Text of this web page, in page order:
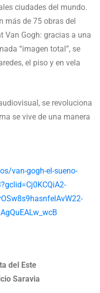
ciudades del mundo.
más de 75 obras del
Van Gogh: gracias a una
“imagen total”, se
el piso y en vela
se revoluciona
se vive de una manera
van-gogh-el-sueno-
del Este
Saravia